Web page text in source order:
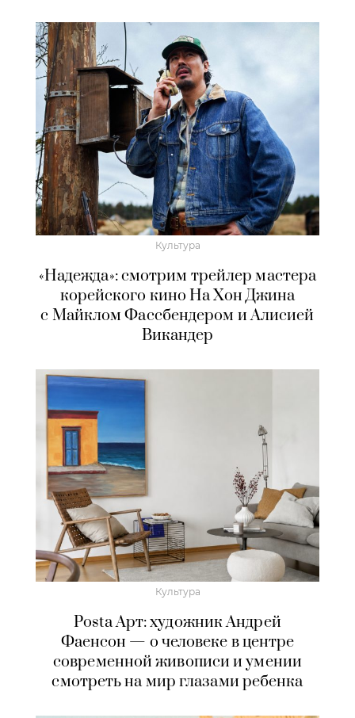
Культура
«Надежда»: смотрим трейлер мастера
корейского кино На Хон Джина
с Майклом Фассбендером и Алисией
Викандер
Культура
Posta Арт: художник Андрей
Фаенсон — о человеке в центре
современной живописи и умении
смотреть на мир глазами ребенка